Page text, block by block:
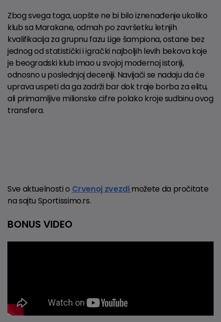
Zbog svega toga, uopšte ne bi bilo iznenađenje ukoliko
klub sa Marakane, odmah po završetku letnjih
kvalifikacija za grupnu fazu Lige šampiona, ostane bez
jednog od statistički i igrački najboljih levih bekova koje
je beogradski klub imao u svojoj modernoj istoriji,
odnosno u poslednjoj deceniji. Navijači se nadaju da će
uprava uspeti da ga zadrži bar dok traje borba za elitu,
ali primamljive milionske cifre polako kroje sudbinu ovog
transfera.
Sve aktuelnosti o Crvenoj zvezdimožete da pročitate
na sajtu Sportissimo.rs.
BONUS VIDEO